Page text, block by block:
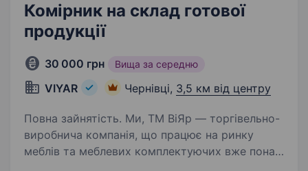
Комірник на склад готової
продукції
30 000 грн Вища за середню
VIYAR Чернівці, 3,5 км від центру
Повна зайнятість. Ми, ТМ ВіЯр — торгівельно-
виробнича компанія, що працює на ринку
меблів та меблевих комплектуючих вже понад